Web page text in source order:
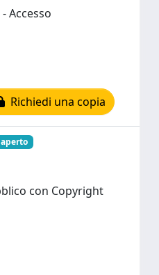
Accesso
Richiedi una copia
aperto
con Copyright